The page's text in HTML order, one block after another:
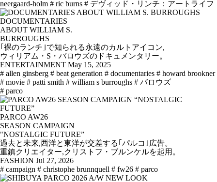
neergaard-holm # ric burns # デヴィッド・リンチ：アートライフ
DOCUMENTARIES
ABOUT WILLIAM S.
BURROUGHS
｢裸のランチ｣で知られる永遠のカルトアイコン,
ウィリアム・S・バロウズのドキュメンタリー。
ENTERTAINMENT May 15, 2025
# allen ginsberg # beat generation # documentaries # howard brookner
# movie # patti smith # william s burroughs # バロウズ
# parco
PARCO AW26
SEASON CAMPAIGN
"NOSTALGIC FUTURE”
過去と未来,西洋と東洋が交差する｢パルコ｣広告。
重鎮クリエイター,クリストフ・ブルンケルを起用。
FASHION Jul 27, 2026
# campaign # christophe brunnquell # fw26 # parco